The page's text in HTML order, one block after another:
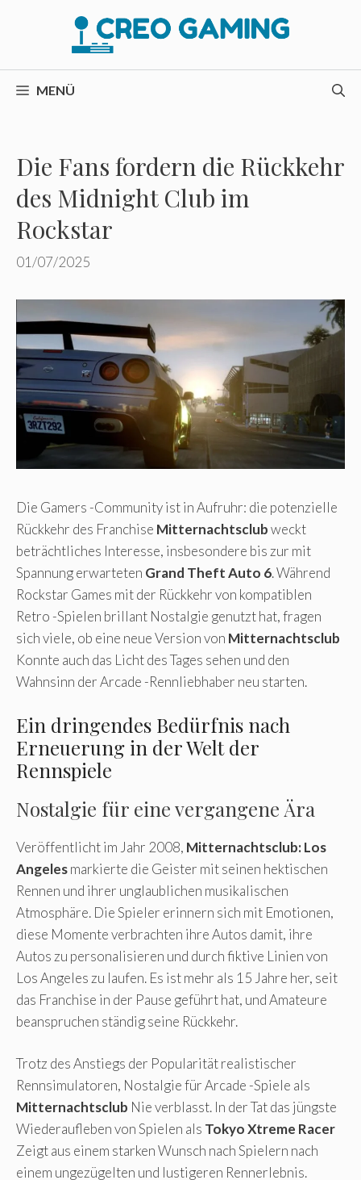
MENÜ
Die Fans fordern die Rückkehr
des Midnight Club im
Rockstar
01/07/2025
Die Gamers -Community ist in Aufruhr: die potenzielle
Rückkehr des Franchise Mitternachtsclubweckt
beträchtliches Interesse, insbesondere bis zur mit
Spannung erwarteten Grand Theft Auto 6. Während
Rockstar Games mit der Rückkehr von kompatiblen
Retro -Spielen brillant Nostalgie genutzt hat, fragen
sich viele, ob eine neue Version von Mitternachtsclub
Konnte auch das Licht des Tages sehen und den
Wahnsinn der Arcade -Rennliebhaber neu starten.
Ein dringendes Bedürfnis nach
Erneuerung in der Welt der
Rennspiele
Nostalgie für eine vergangene Ära
Veröffentlicht im Jahr 2008, Mitternachtsclub: Los
Angelesmarkierte die Geister mit seinen hektischen
Rennen und ihrer unglaublichen musikalischen
Atmosphäre. Die Spieler erinnern sich mit Emotionen,
diese Momente verbrachten ihre Autos damit, ihre
Autos zu personalisieren und durch fiktive Linien von
Los Angeles zu laufen. Es ist mehr als 15 Jahre her, seit
das Franchise in der Pause geführt hat, und Amateure
beanspruchen ständig seine Rückkehr.
Trotz des Anstiegs der Popularität realistischer
Rennsimulatoren, Nostalgie für Arcade -Spiele als
Mitternachtsclub Nie verblasst. In der Tat das jüngste
Wiederaufleben von Spielen als Tokyo Xtreme Racer
Zeigt aus einem starken Wunsch nach Spielern nach
einem ungezügelten und lustigeren Rennerlebnis.